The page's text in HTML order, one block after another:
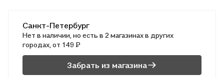
и могут использоваться при работе с любым комплектом
учебников. Пособие адресовано учителям начальной школы,
родителям младших школьников, а также учащимся
начальной школы для самостоятельных занятий. Приказом
Министерства образования и науки Российской Федерации
Санкт-Петербург
Нет в наличии, но есть в 2 магазинах в других
городах, от 149 ₽
Забрать из магазина